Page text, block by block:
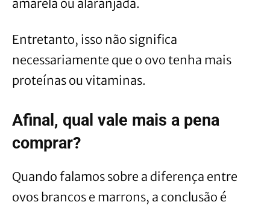
amarela ou alaranjada.
Entretanto, isso não significa
necessariamente que o ovo tenha mais
proteínas ou vitaminas.
Afinal, qual vale mais a pena
comprar?
Quando falamos sobre a diferença entre
ovos brancos e marrons, a conclusão é